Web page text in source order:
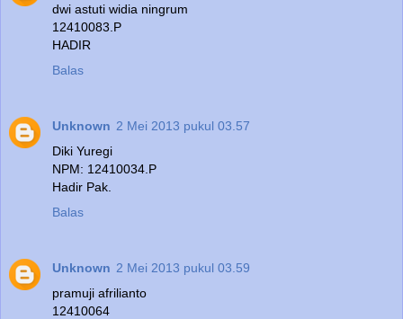
dwi astuti widia ningrum
12410083.P
HADIR
Balas
Unknown 2 Mei 2013 pukul 03.57
Diki Yuregi
NPM: 12410034.P
Hadir Pak.
Balas
Unknown 2 Mei 2013 pukul 03.59
pramuji afrilianto
12410064